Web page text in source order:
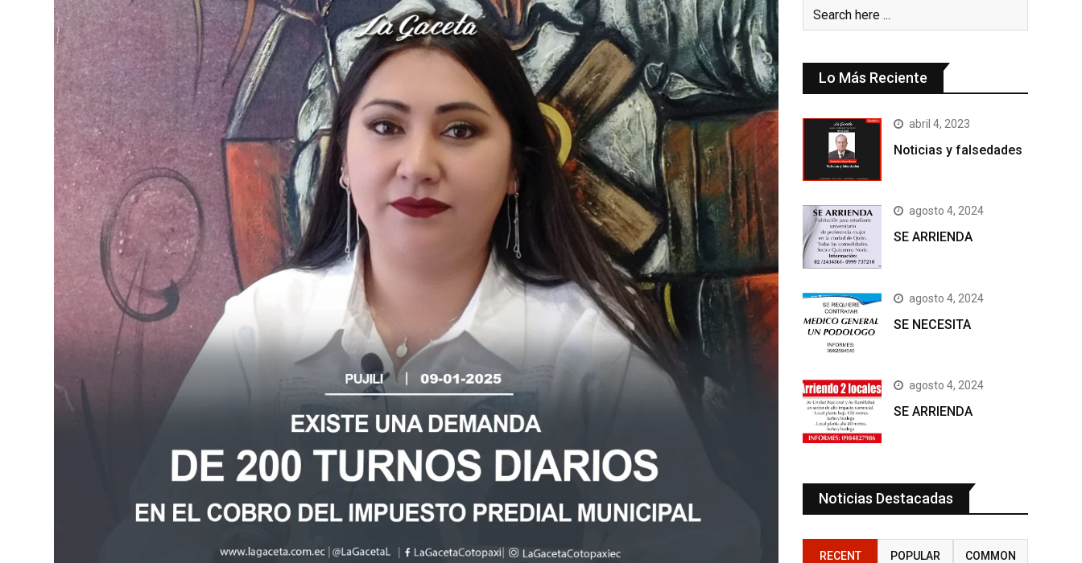
Lo Más Reciente
abril 4, 2023
Noticias y falsedades
agosto 4, 2024
SE ARRIENDA
agosto 4, 2024
SE NECESITA
agosto 4, 2024
SE ARRIENDA
Noticias Destacadas
RECENT POPULAR COMMON